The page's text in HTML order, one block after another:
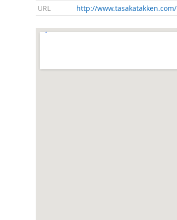
URL
http://www.tasakatakken.com/